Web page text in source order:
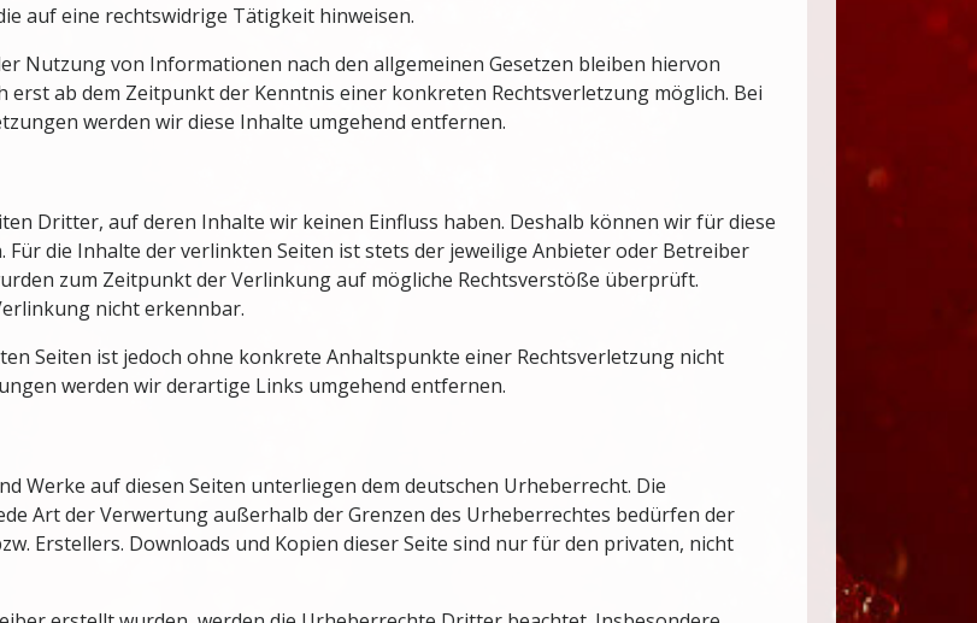
auf eine rechtswidrige Tätigkeit hinweisen.
Nutzung von Informationen nach den allgemeinen Gesetzen bleiben hiervon
ab dem Zeitpunkt der Kenntnis einer konkreten Rechtsverletzung möglich. Bei
werden wir diese Inhalte umgehend entfernen.
Dritter, auf deren Inhalte wir keinen Einfluss haben. Deshalb können wir für diese
die Inhalte der verlinkten Seiten ist stets der jeweilige Anbieter oder Betreiber
zum Zeitpunkt der Verlinkung auf mögliche Rechtsverstöße überprüft.
nicht erkennbar.
Seiten ist jedoch ohne konkrete Anhaltspunkte einer Rechtsverletzung nicht
werden wir derartige Links umgehend entfernen.
Werke auf diesen Seiten unterliegen dem deutschen Urheberrecht. Die
Art der Verwertung außerhalb der Grenzen des Urheberrechtes bedürfen der
Erstellers. Downloads und Kopien dieser Seite sind nur für den privaten, nicht